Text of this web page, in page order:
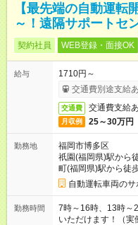
【最先端の自動運転
～！遠隔サポートセ
契約社員 WEB登録・面接OK
給与
1710円～
交通費別途支給
交通費 交通費支給
月収例 25～30万円
勤務地
福岡市博多区
祇園(福岡県)駅から
町(福岡県)駅から徒
自動運転車両の
勤務時間
7時～16時、13時～
いただけます！（実